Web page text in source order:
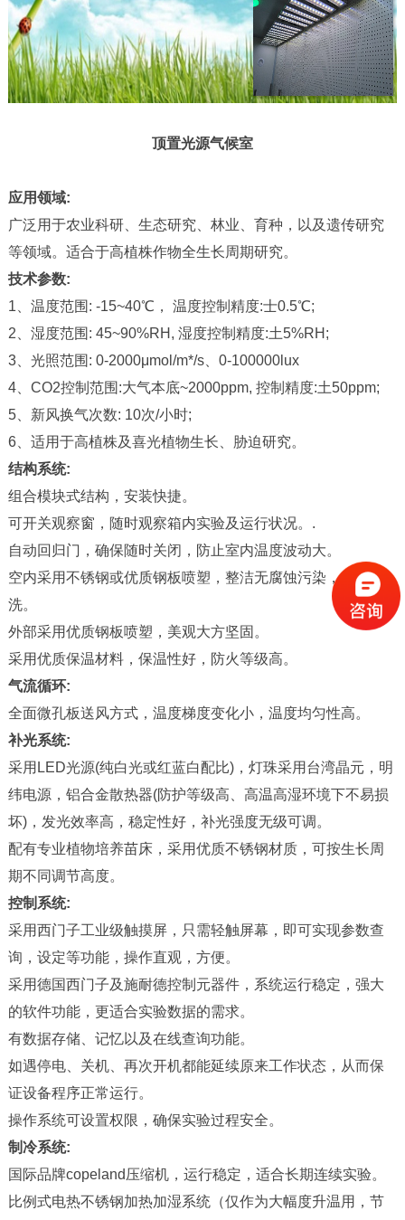
顶置光源气候室
应用领域:
广泛用于农业科研、生态研究、林业、育种，以及遗传研究
等领域。适合于高植株作物全生长周期研究。
技术参数:
1、温度范围: -15~40℃， 温度控制精度:士0.5℃;
2、湿度范围: 45~90%RH, 湿度控制精度:土5%RH;
3、光照范围: 0-2000μmol/m*/s、0-100000lux
4、CO2控制范围:大气本底~2000ppm, 控制精度:土50ppm;
5、新风换气次数: 10次/小时;
6、适用于高植株及喜光植物生长、胁迫研究。
结构系统:
组合模块式结构，安装快捷。
可开关观察窗，随时观察箱内实验及运行状况。.
自动回归门，确保随时关闭，防止室内温度波动大。
空内采用不锈钢或优质钢板喷塑，整洁无腐蚀污染，易清
洗。
外部采用优质钢板喷塑，美观大方坚固。
采用优质保温材料，保温性好，防火等级高。
气流循环:
全面微孔板送风方式，温度梯度变化小，温度均匀性高。
补光系统:
采用LED光源(纯白光或红蓝白配比)，灯珠采用台湾晶元，明
纬电源，铝合金散热器(防护等级高、高温高湿环境下不易损
坏)，发光效率高，稳定性好，补光强度无级可调。
配有专业植物培养苗床，采用优质不锈钢材质，可按生长周
期不同调节高度。
控制系统:
采用西门子工业级触摸屏，只需轻触屏幕，即可实现参数查
询，设定等功能，操作直观，方便。
采用德国西门子及施耐德控制元器件，系统运行稳定，强大
的软件功能，更适合实验数据的需求。
有数据存储、记忆以及在线查询功能。
如遇停电、关机、再次开机都能延续原来工作状态，从而保
证设备程序正常运行。
操作系统可设置权限，确保实验过程安全。
制冷系统:
国际品牌copeland压缩机，运行稳定，适合长期连续实验。
比例式电热不锈钢加热加湿系统（仅作为大幅度升温用，节